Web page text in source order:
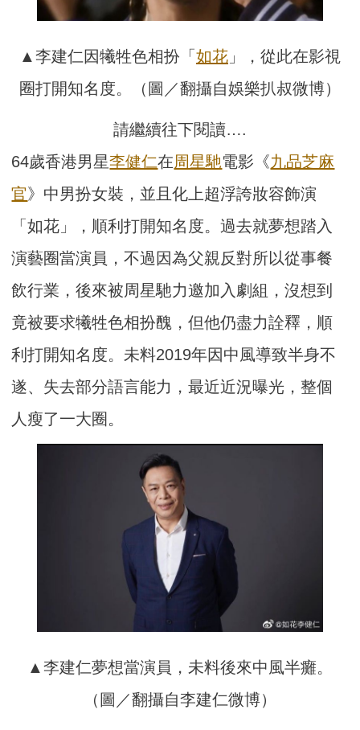
▲李建仁因犧牲色相扮「 如花 」，從此在影視
圈打開知名度。（圖／翻攝自娛樂扒叔微博）
請繼續往下閱讀….
64歲香港男星李健仁在周星馳電影《九品芝麻
官》中男扮女裝，並且化上超浮誇妝容飾演
「如花」，順利打開知名度。過去就夢想踏入
演藝圈當演員，不過因為父親反對所以從事餐
飲行業，後來被周星馳力邀加入劇組，沒想到
竟被要求犧牲色相扮醜，但他仍盡力詮釋，順
利打開知名度。未料2019年因中風導致半身不
遂、失去部分語言能力，最近近況曝光，整個
人瘦了一大圈。
▲李建仁夢想當演員，未料後來中風半癱。
（圖／翻攝自李建仁微博）